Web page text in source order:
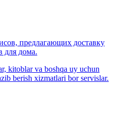
предлагающих доставку
для дома.
kitoblar va boshqa uy uchun
berish xizmatlari bor servislar.